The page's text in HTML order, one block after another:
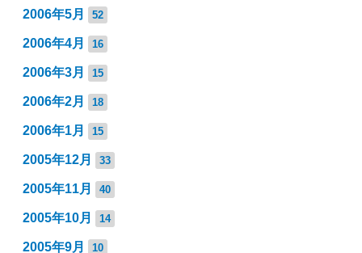
2006年5月 52
2006年4月 16
2006年3月 15
2006年2月 18
2006年1月 15
2005年12月 33
2005年11月 40
2005年10月 14
2005年9月 10